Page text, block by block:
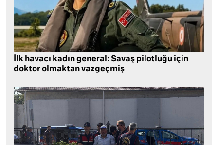
İlk havacı kadın general: Savaş pilotluğu için
doktor olmaktan vazgeçmiş